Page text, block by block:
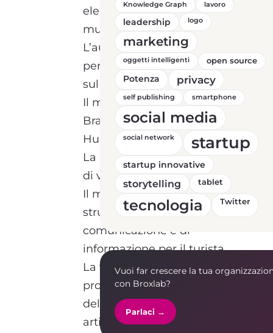
elementi digitali,
multimediali ed innovativi
L’aumento del tempo di
permanenza del turista
sul territorio
Il miglioramento della
Brand Reputation History
Hub
La ricerca e la creazione
di valore per il territorio
Il miglioramento degli
strumenti di
comunicazione e di
informazione per il turista
La valorizzazione dei
prodotti
dell’enogastronomia e
artigianato del territorio
Knowledge Graph
lavoro
leadership logo
marketing
oggetti intelligenti open source
Potenza privacy
self publishing smartphone
social media
social network startup
startup innovative
storytelling tablet
tecnologia Twitter
Vuoi far crescere la tua
con Broxlab?
Parlaci →